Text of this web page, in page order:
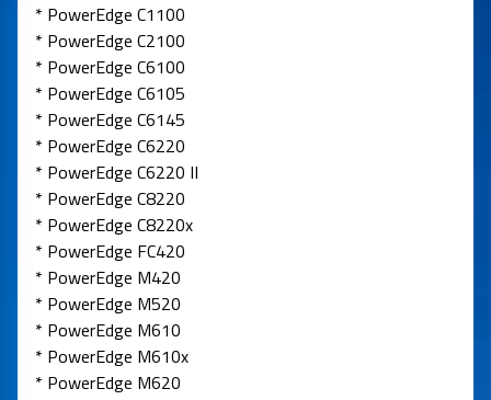
* PowerEdge C1100
* PowerEdge C2100
* PowerEdge C6100
* PowerEdge C6105
* PowerEdge C6145
* PowerEdge C6220
* PowerEdge C6220 II
* PowerEdge C8220
* PowerEdge C8220x
* PowerEdge FC420
* PowerEdge M420
* PowerEdge M520
* PowerEdge M610
* PowerEdge M610x
* PowerEdge M620